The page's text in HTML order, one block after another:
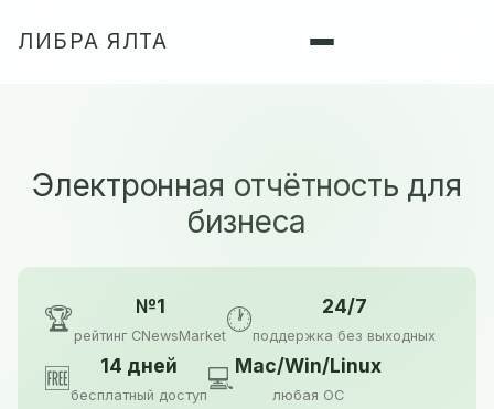
ЛИБРА ЯЛТА
Электронная отчётность для
бизнеса
🏆 №1
рейтинг CNewsMarket
🕐 24/7
поддержка без выходных
🆓 14 дней
бесплатный доступ
💻Mac/Win/Linux
любая ОС